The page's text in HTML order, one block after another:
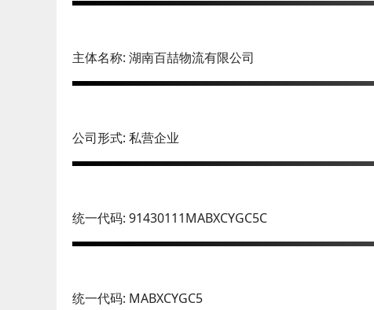
主体名称: 湖南百喆物流有限公司
公司形式: 私营企业
统一代码: 91430111MABXCYGC5C
统一代码: MABXCYGC5